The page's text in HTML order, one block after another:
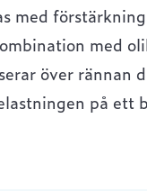
med
med
över
på ett